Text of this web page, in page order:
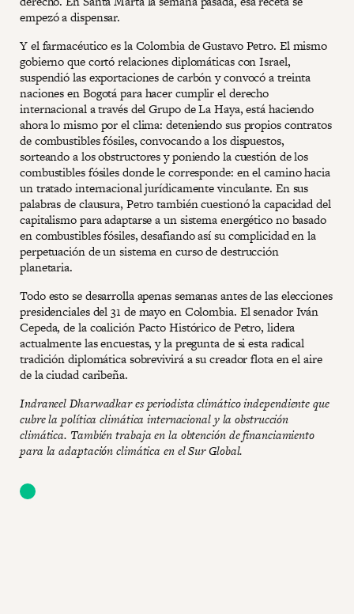
empezó a dispensar.
Y el farmacéutico es la Colombia de Gustavo Petro. El mismo
gobierno que cortó relaciones diplomáticas con Israel,
suspendió las exportaciones de carbón y convocó a treinta
naciones en Bogotá para hacer cumplir el derecho
internacional a través del Grupo de La Haya, está haciendo
ahora lo mismo por el clima: deteniendo sus propios contratos
de combustibles fósiles, convocando a los dispuestos,
sorteando a los obstructores y poniendo la cuestión de los
combustibles fósiles donde le corresponde: en el camino hacia
un tratado internacional jurídicamente vinculante. En sus
palabras de clausura, Petro también cuestionó la capacidad del
capitalismo para adaptarse a un sistema energético no basado
en combustibles fósiles, desafiando así su complicidad en la
perpetuación de un sistema en curso de destrucción
planetaria.
Todo esto se desarrolla apenas semanas antes de las elecciones
presidenciales del 31 de mayo en Colombia. El senador Iván
Cepeda, de la coalición Pacto Histórico de Petro, lidera
actualmente las encuestas, y la pregunta de si esta radical
tradición diplomática sobrevivirá a su creador flota en el aire
de la ciudad caribeña.
Indraneel Dharwadkar es periodista climático independiente que
cubre la política climática internacional y la obstrucción
climática. También trabaja en la obtención de financiamiento
para la adaptación climática en el Sur Global.